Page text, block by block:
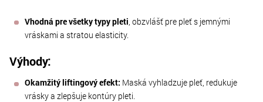
Vhodná pre všetky typy pleti , obzvlášť pre pleť s jemnými
vráskami a stratou elasticity.
Výhody:
Okamžitý liftingový efekt: Maská vyhladzuje pleť, redukuje
vrásky a zlepšuje kontúry pleti.